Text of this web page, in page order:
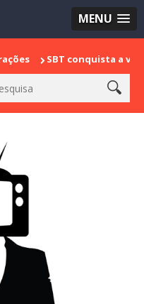
MENU
SBT conquista a vice